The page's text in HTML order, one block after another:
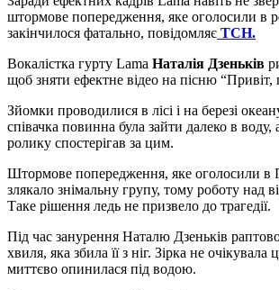
штормове попередження, яке оголосили в
закінчилося фатально, повідомляє ТСН.
Вокалістка гурту Lama Наталія Дзеньків
щоб зняти ефектне відео на пісню “Привіт,
Зйомки проводилися в лісі і на березі
співачка повинна була зайти далеко в воду,
ролику спостерігав за цим.
Штормове попередження, яке оголосили в
злякало знімальну групу, тому роботу над
Таке рішення ледь не призвело до трагедії.
Під час занурення Наталю Дзеньків
хвиля, яка збила її з ніг. Зірка не очікувала
миттєво опинилася під водою.